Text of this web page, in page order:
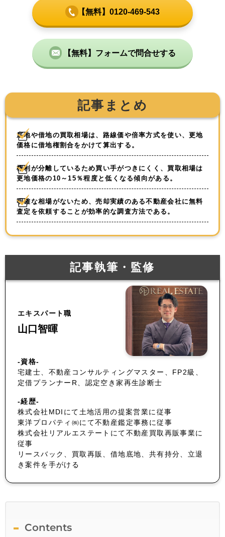
【無料】0120-469-543
【無料】フォームで問合せする
記事まとめ
底地や借地の買取相場は、路線価や倍率方式を使い、更地
価格に借地権割合をかけて算出する。
権利が分離しているため買い手がつきにくく、買取相場は
更地価格の10～15％程度と低くなる傾向がある。
明確な相場がないため、売却実績のある不動産会社に無料
査定を依頼することが効率的な調査方法である。
記事執筆・監修
エキスパート職
山口智暉
-資格-
宅建士、不動産コンサルティングマスター、FP2級、
定借プランナーR、認定空き家再生診断士
-経歴-
株式会社MDIにて土地活用の提案営業に従事
東洋プロパティ㈱にて不動産鑑定事務に従事
株式会社リアルエステートにて不動産買取再販事業に
従事
リースバック、買取再販、借地底地、共有持分、立退
き案件を手がける
Contents